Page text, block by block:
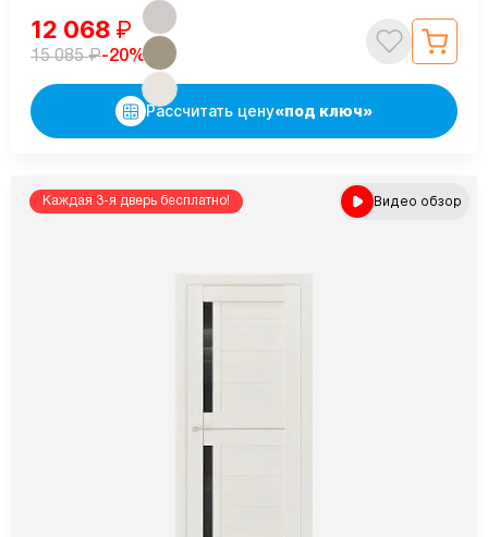
12 068 ₽
15 085₽-20%
Рассчитать цену«под ключ»
Каждая 3-я дверь бесплатно! Видео обзор